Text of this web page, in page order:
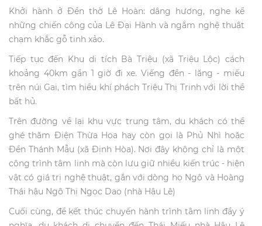
Khởi hành ở Đền thờ Lê Hoàn: dâng hương, nghe kể
những chiến công của Lê Đại Hành và ngắm nghệ thuật
chạm khắc gỗ tinh xảo.
Tiếp tục đến Khu di tích Bà Triệu (xã Triệu Lộc) cách
khoảng 40km gần 1 giờ đi xe. Viếng đền - lăng - miếu
trên núi Gai, tìm hiểu khí phách Triệu Thị Trinh với lời thề
bất hủ.
Trên đường về lại khu vực trung tâm, du khách có thể
ghé thăm Điện Thừa Hoa hay còn gọi là Phủ Nhì hoặc
Đền Thánh Mẫu (xã Định Hòa). Nơi đây không chỉ là một
công trình tâm linh mà còn lưu giữ nhiều kiến trúc - hiện
vật có giá trị nghệ thuật, gắn với dòng họ Ngô và Hoàng
Thái hậu Ngô Thị Ngọc Dao (nhà Hậu Lê)
Cuối cùng, để kết thúc chuyến hành trình tâm linh đầy ý